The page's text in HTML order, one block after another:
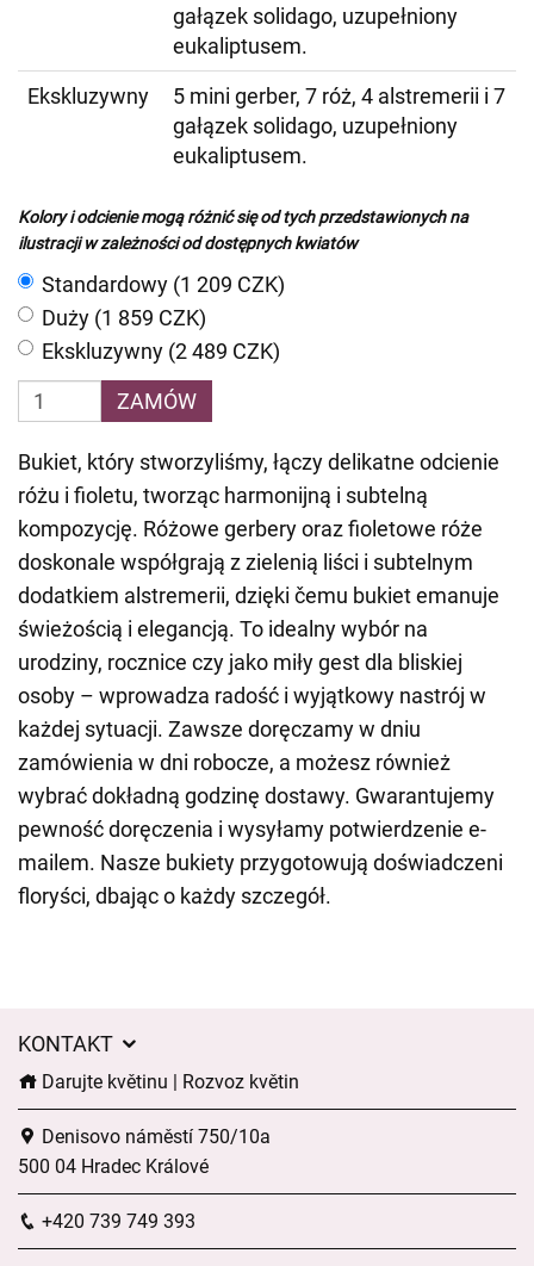
gałązek solidago, uzupełniony
eukaliptusem.
Ekskluzywny
5 mini gerber, 7 róż, 4 alstremerii i 7
gałązek solidago, uzupełniony
eukaliptusem.
Kolory i odcienie mogą różnić się od tych przedstawionych na
ilustracji w zależności od dostępnych kwiatów
Standardowy (1 209 CZK)
Duży (1 859 CZK)
Ekskluzywny (2 489 CZK)
ZAMÓW
Bukiet, który stworzyliśmy, łączy delikatne odcienie
różu i fioletu, tworząc harmonijną i subtelną
kompozycję. Różowe gerbery oraz fioletowe róże
doskonale współgrają z zielenią liści i subtelnym
dodatkiem alstremerii, dzięki čemu bukiet emanuje
świeżością i elegancją. To idealny wybór na
urodziny, rocznice czy jako miły gest dla bliskiej
osoby – wprowadza radość i wyjątkowy nastrój w
każdej sytuacji. Zawsze doręczamy w dniu
zamówienia w dni robocze, a możesz również
wybrać dokładną godzinę dostawy. Gwarantujemy
pewność doręczenia i wysyłamy potwierdzenie e-
mailem. Nasze bukiety przygotowują doświadczeni
floryści, dbając o każdy szczegół.
KONTAKT
Darujte květinu | Rozvoz květin
Denisovo náměstí 750/10a
500 04 Hradec Králové
+420 739 749 393